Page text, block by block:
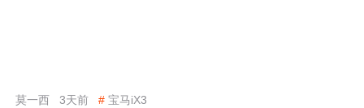
莫一西 3天前 # 宝马iX3